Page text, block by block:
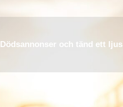
Dödsannonser och tänd ett ljus